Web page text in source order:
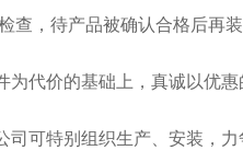
，待产品被确认合格后再装
代价的基础上，真诚以优惠
可特别组织生产、安装，力